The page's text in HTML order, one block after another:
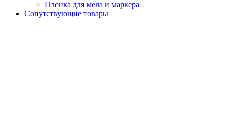
Пленка для мела и маркера
Сопутствующие товары